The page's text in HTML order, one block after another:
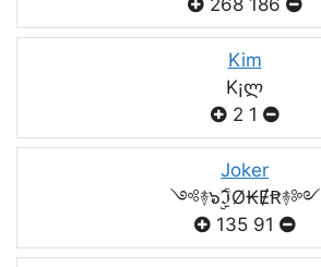
Kim
K¡ლ
2 1
Joker
༺࿈๖ۣۣۜℑØ₭ɆꞦ࿈༻
135 91